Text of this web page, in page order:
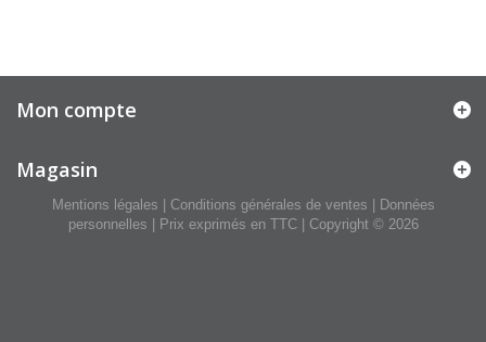
Mon compte
Magasin
Mentions légales Conditions générales de ventes
Données
personnelles | Prix exprimés en TTC | Copyright © 2026